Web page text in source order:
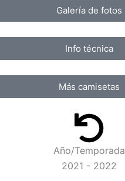
Galería de fotos
Info técnica
Más camisetas
Año/Temporada
2021 - 2022